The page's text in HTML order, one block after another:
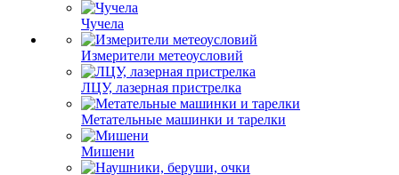
Чучела
Измерители метеоусловий
ЛЦУ, лазерная пристрелка
Метательные машинки и тарелки
Мишени